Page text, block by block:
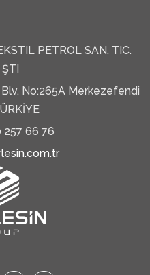
PETROL SAN. TIC.
Blv. No:265A Merkezefendi
257 66 76